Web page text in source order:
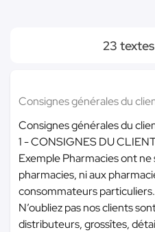
23
Consignes générales du
Consignes générales du
1 - CONSIGNES DU
Exemple Pharmacies ont ne
pharmacies, ni aux
consommateurs particuliers.
N’oubliez pas nos clients
distributeurs, grossîtes,